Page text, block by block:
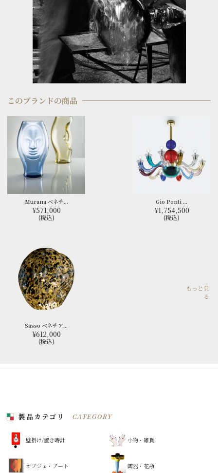
このブランドの商品
Murana ベネチ...
¥571,000
(税込)
Gio Ponti ...
¥1,754,500
(税込)
Sasso ベネチア...
¥612,000
(税込)
もっと見
る
製品カテゴリ CATEGORY
壁掛け/置き時計 小物・雑貨
オブジェ・アート 陶器・花瓶